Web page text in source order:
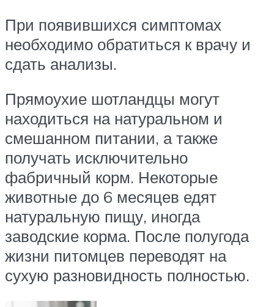
При появившихся симптомах
необходимо обратиться к врачу и
сдать анализы.
Прямоухие шотландцы могут
находиться на натуральном и
смешанном питании, а также
получать исключительно
фабричный корм. Некоторые
животные до 6 месяцев едят
натуральную пищу, иногда
заводские корма. После полугода
жизни питомцев переводят на
сухую разновидность полностью.